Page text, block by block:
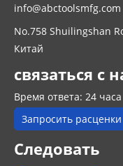
info@abctoolsmfg.com
No.758 Shuilingshan
Китай
связаться с
Время ответа: 24 часа
Запросить расценки
Следовать